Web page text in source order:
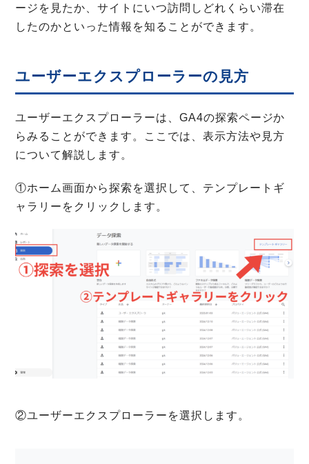
ージを見たか、サイトにいつ訪問しどれくらい滞在
したのかといった情報を知ることができます。
ユーザーエクスプローラーの見方
ユーザーエクスプローラーは、GA4の探索ページか
らみることができます。ここでは、表示方法や見方
について解説します。
①ホーム画面から探索を選択して、テンプレートギ
ャラリーをクリックします。
②ユーザーエクスプローラーを選択します。